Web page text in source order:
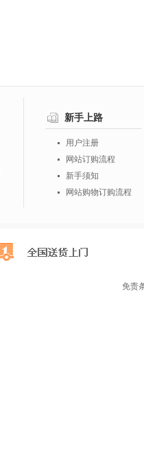
新手上路
用户注册
网站订购流程
新手须知
网站购物订购流程
免责